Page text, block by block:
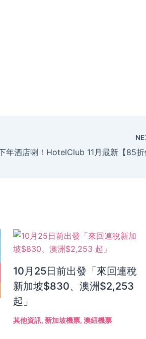
10月25日前出發「來回連稅
新加坡$830、澳洲$2,253
起」
其他資訊, 新加坡機票, 澳紐機票